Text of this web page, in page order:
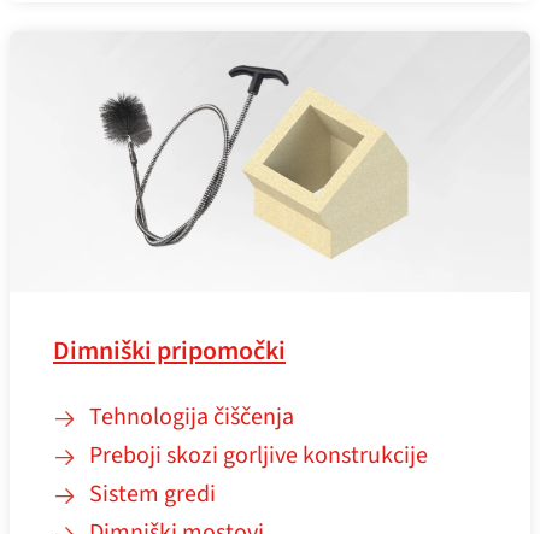
Dimniški pripomočki
Tehnologija čiščenja
Preboji skozi gorljive konstrukcije
Sistem gredi